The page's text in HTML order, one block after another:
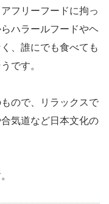
フリーフードに拘っ
ハラールフードやヘ
、誰にでも食べても
です。
ので、リラックスで
気道など日本文化の